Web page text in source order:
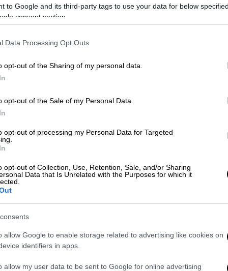
to Google and its third-party tags to use your data for below
consent section.
Data Processing Opt Outs
opt-out of the Sharing of my personal data.
opt-out of the Sale of my Personal Data.
opt-out of processing my Personal Data for Targeted
opt-out of Collection, Use, Retention, Sale, and/or Sharing
Data that Is Unrelated with the Purposes for which it
allow Google to enable storage related to advertising like cookies on
identifiers in apps.
allow my user data to be sent to Google for online advertising
και έντονων αντιπαραθέσεων, ο Δον
ηγέτης που προσφέρει απλοϊκές
τις ερμηνείες των Χριστόδουλου
Φραγκιαδάκη, Ειρήνης Μπούνταλη και
τα όρια ανάμεσα στη γοητεία και τη
video